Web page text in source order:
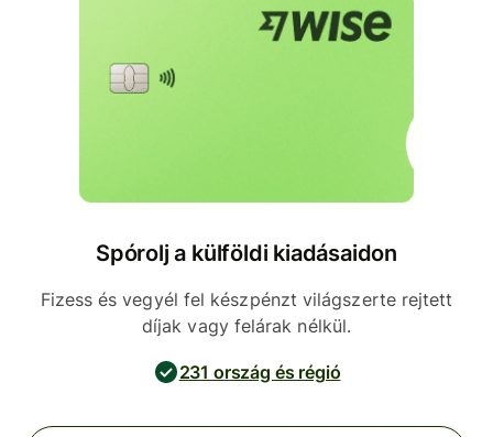
Spórolj a külföldi kiadásaidon
Fizess és vegyél fel készpénzt világszerte rejtett
díjak vagy felárak nélkül.
231 ország és régió